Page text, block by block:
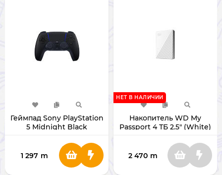
Геймпад Sony PlayStation
5 Midnight Black
1 297 m
Накопитель WD My
Passport 4 ТБ 2.5" (White)
НЕТ В НАЛИЧИИ
2 470 m